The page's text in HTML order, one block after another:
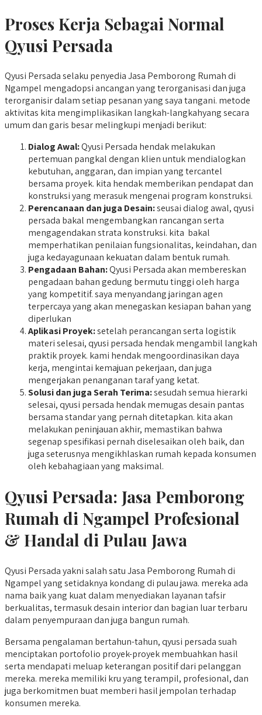
Proses Kerja Sebagai Normal
Qyusi Persada
Qyusi Persada selaku penyedia Jasa Pemborong Rumah di
Ngampel mengadopsi ancangan yang terorganisasi dan juga
terorganisir dalam setiap pesanan yang saya tangani. metode
aktivitas kita mengimplikasikan langkah-langkahyang secara
umum dan garis besar melingkupi menjadi berikut:
Dialog Awal:Qyusi Persada hendak melakukan
pertemuan pangkal dengan klien untuk mendialogkan
kebutuhan, anggaran, dan impian yang tercantel
bersama proyek. kita hendak memberikan pendapat dan
konstruksi yang merasuk mengenai program konstruksi.
Perencanaan dan juga Desain:seusai dialog awal, qyusi
persada bakal mengembangkan rancangan serta
mengagendakan strata konstruksi. kita bakal
memperhatikan penilaian fungsionalitas, keindahan, dan
juga kedayagunaan kekuatan dalam bentuk rumah.
Pengadaan Bahan:Qyusi Persada akan membereskan
pengadaan bahan gedung bermutu tinggi oleh harga
yang kompetitif. saya menyandang jaringan agen
terpercaya yang akan menegaskan kesiapan bahan yang
diperlukan
Aplikasi Proyek:setelah perancangan serta logistik
materi selesai, qyusi persada hendak mengambil langkah
praktik proyek. kami hendak mengoordinasikan daya
kerja, mengintai kemajuan pekerjaan, dan juga
mengerjakan penanganan taraf yang ketat.
Solusi dan juga Serah Terima:sesudah semua hierarki
selesai, qyusi persada hendak memugas desain pantas
bersama standar yang pernah ditetapkan. kita akan
melakukan peninjauan akhir, memastikan bahwa
segenap spesifikasi pernah diselesaikan oleh baik, dan
juga seterusnya mengikhlaskan rumah kepada konsumen
oleh kebahagiaan yang maksimal.
Qyusi Persada: Jasa Pemborong
Rumah di Ngampel Profesional
& Handal di Pulau Jawa
Qyusi Persada yakni salah satu Jasa Pemborong Rumah di
Ngampel yang setidaknya kondang di pulau jawa. mereka ada
nama baik yang kuat dalam menyediakan layanan tafsir
berkualitas, termasuk desain interior dan bagian luar terbaru
dalam penyempuraan dan juga bangun rumah.
Bersama pengalaman bertahun-tahun, qyusi persada suah
menciptakan portofolio proyek-proyek membuahkan hasil
serta mendapati meluap keterangan positif dari pelanggan
mereka. mereka memiliki kru yang terampil, profesional, dan
juga berkomitmen buat memberi hasil jempolan terhadap
konsumen mereka.